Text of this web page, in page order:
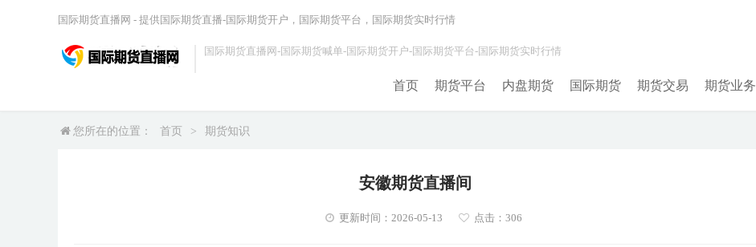
国际期货直播网-国际期货喊单-国际期货开户-国际期货平台-国际期货实时行情
首页 期货平台 内盘期货 国际期货 期货交易 期货业务
国际期货直播网 - 提供国际期货直播-国际期货开户，国际期货平台，国际期货实时行情
您所在的位置： 首页 > 期货知识
安徽期货直播间
更新时间：2026-05-13 点击：306